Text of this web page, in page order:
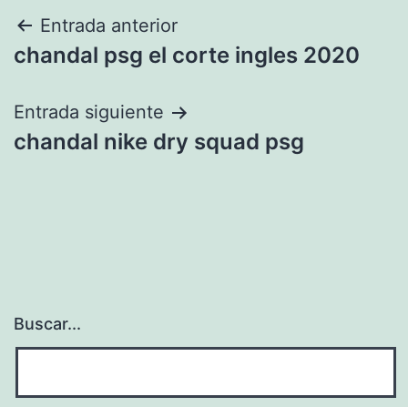
Navegación
de
entradas
Entrada anterior
chandal psg el corte ingles 2020
Entrada siguiente
chandal nike dry squad psg
Buscar...